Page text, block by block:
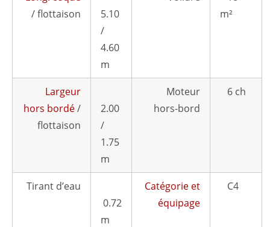
/ flottaison
5.10
/
4.60
m
m²
Largeur
hors bordé/
flottaison
2.00
/
1.75
m
Moteur
hors-bord
6 ch
Tirant d’eau
0.72
m
Catégorie et
équipage
C4